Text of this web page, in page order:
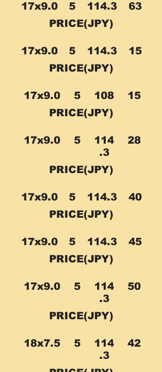
17x9.0 5 114.3
63
PRICE(JPY)
17x9.0 5 114.3
15
PRICE(JPY)
17x9.0 5 108
15
PRICE(JPY)
17x9.0 5
114
.3
28
PRICE(JPY)
17x9.0 5 114.3
40
PRICE(JPY)
17x9.0 5 114.3
45
PRICE(JPY)
17x9.0 5
114
.3
50
PRICE(JPY)
18x7.5 5
114
.3
42